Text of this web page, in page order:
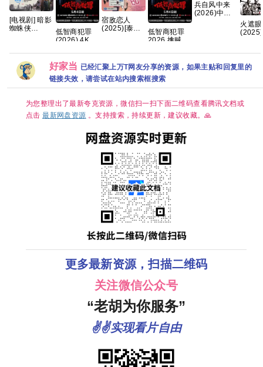
[电视剧] 暗影
蜘蛛侠
中字 (全8集)
[23.5G]
低智商犯罪
(2026) 4K
[剧情/悬疑]
[王骁 田曦薇
王传君 董宝
石]
宿敌恋人
(2025)[泰剧]
源][0.8GB集]
低智商犯罪
2026 擒贼记
骁 田曦薇 王
传君 已更最
新 夸克
兵自风中来
(2026)中国
火遮眼
好家当 已经汇聚上万T网友分享的资源，如果主贴和回复里的
链接失效，请尝试在站内搜索框搜索
为您整理出了最新夸克资源，微信扫一扫下面二维码查看腾讯文档或
点击最新网盘资源 。支持搜索，持续更新，建议收藏。🙏
更多最新资源，扫描二维码
关注微信公众号
“老胡为你服务”
✌✌实现看片自由